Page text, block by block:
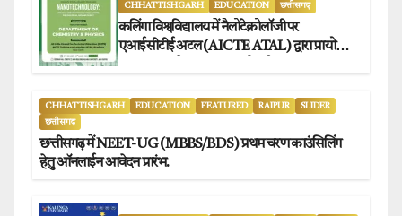
CHHATTISHGARH EDUCATION छत्तीसगढ़
कलिंगा विश्वविद्यालय में नैलोटेक्नोलॉजी पर
एआईसीटीई अटल (AICTE ATAL) द्वारा प्रायोजित
CHHATTISHGARH EDUCATION FEATURED RAIPUR
SLIDER
छत्तीसगढ़
छत्तीसगढ़ में NEET-UG (MBBS/BDS) प्रथम चरण काउंसिलिंग
हेतु ऑनलाईन आवेदन प्रारंभ.